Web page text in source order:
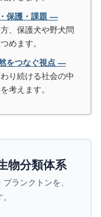
保護・課題 ―
、保護犬や野犬問
めます。
をつなぐ視点 ―
り続ける社会の中
考えます。
物分類体系
ランクトンを、